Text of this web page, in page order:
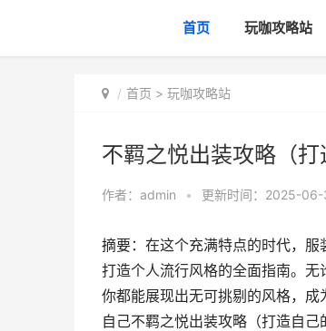
首页 玩咖攻略站
首页 > 玩咖攻略站
不羁之悦出装攻略（打
作者： admin • 更新时间：2025-
摘要：在这个充满特点的时代，
打造个人流行风格的全面指南。无
你都能展现出无可挑剔的风格，
自己不羁之悦出装攻略（打造自己